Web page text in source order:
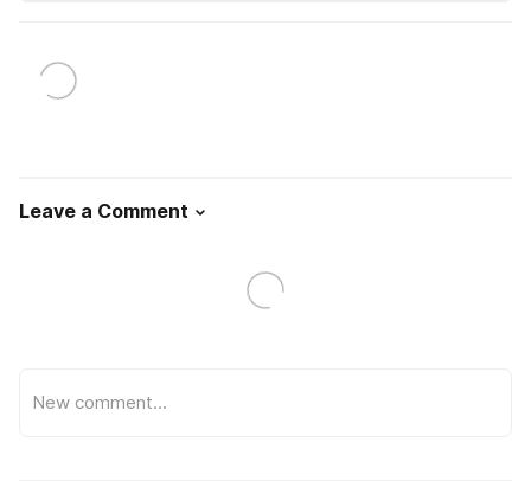
Leave a Comment